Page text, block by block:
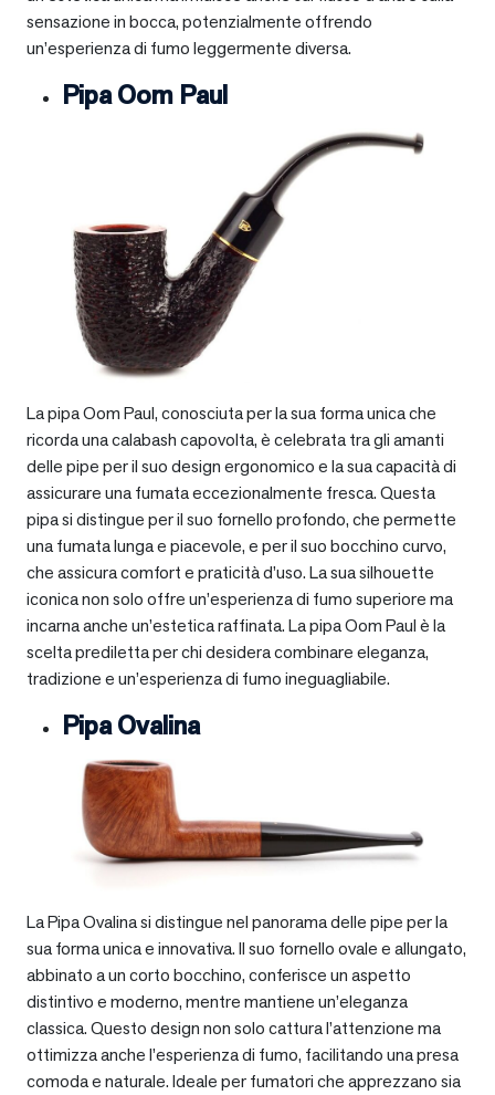
sensazione in bocca, potenzialmente offrendo
un’esperienza di fumo leggermente diversa.
Pipa Oom Paul
La pipa Oom Paul, conosciuta per la sua forma unica che
ricorda una calabash capovolta, è celebrata tra gli amanti
delle pipe per il suo design ergonomico e la sua capacità di
assicurare una fumata eccezionalmente fresca. Questa
pipa si distingue per il suo fornello profondo, che permette
una fumata lunga e piacevole, e per il suo bocchino curvo,
che assicura comfort e praticità d’uso. La sua silhouette
iconica non solo offre un’esperienza di fumo superiore ma
incarna anche un’estetica raffinata. La pipa Oom Paul è la
scelta prediletta per chi desidera combinare eleganza,
tradizione e un’esperienza di fumo ineguagliabile.
Pipa Ovalina
La Pipa Ovalina si distingue nel panorama delle pipe per la
sua forma unica e innovativa. Il suo fornello ovale e allungato,
abbinato a un corto bocchino, conferisce un aspetto
distintivo e moderno, mentre mantiene un’eleganza
classica. Questo design non solo cattura l’attenzione ma
ottimizza anche l’esperienza di fumo, facilitando una presa
comoda e naturale. Ideale per fumatori che apprezzano sia